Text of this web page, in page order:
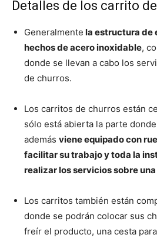
Detalles de los carrito
Generalmente la estructura de
hechos de acero inoxidable,
donde se llevan a cabo los
de churros.
Los carritos de churros están
sólo está abierta la parte
además viene equipado con
facilitar su trabajo y toda la
realizar los servicios sobre
Los carritos también están
donde se podrán colocar sus
freír el producto, una cesta